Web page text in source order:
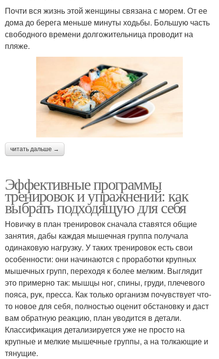
Почти вся жизнь этой женщины связана с морем. От ее
дома до берега меньше минуты ходьбы. Большую часть
свободного времени долгожительница проводит на
пляже.
читать дальше →
Эффективные программы
тренировок и упражнений: как
выбрать подходящую для себя
Новичку в план тренировок сначала ставятся общие
занятия, дабы каждая мышечная группа получала
одинаковую нагрузку. У таких тренировок есть свои
особенности: они начинаются с проработки крупных
мышечных групп, переходя к более мелким. Выглядит
это примерно так: мышцы ног, спины, груди, плечевого
пояса, рук, пресса. Как только организм почувствует что-
то новое для себя, полностью оценит обстановку и даст
вам обратную реакцию, план уводится в детали.
Классификация детализируется уже не просто на
крупные и мелкие мышечные группы, а на толкающие и
тянущие.